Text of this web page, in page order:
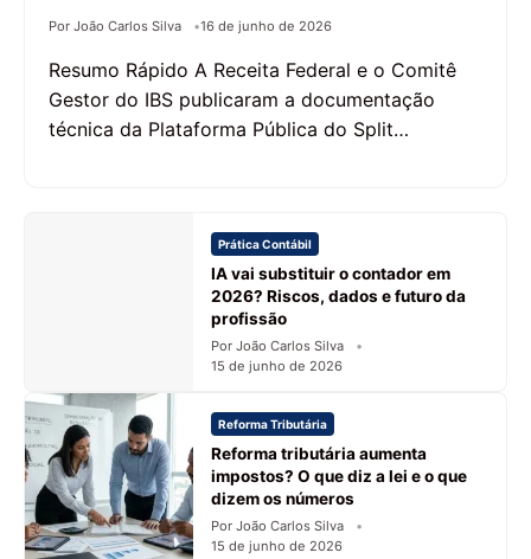
Por João Carlos Silva 16 de junho de 2026
Resumo Rápido A Receita Federal e o Comitê
Gestor do IBS publicaram a documentação
técnica da Plataforma Pública do Split…
Prática Contábil
IA vai substituir o contador em
2026? Riscos, dados e futuro da
profissão
Por João Carlos Silva
15 de junho de 2026
Reforma Tributária
Reforma tributária aumenta
impostos? O que diz a lei e o que
dizem os números
Por João Carlos Silva
15 de junho de 2026